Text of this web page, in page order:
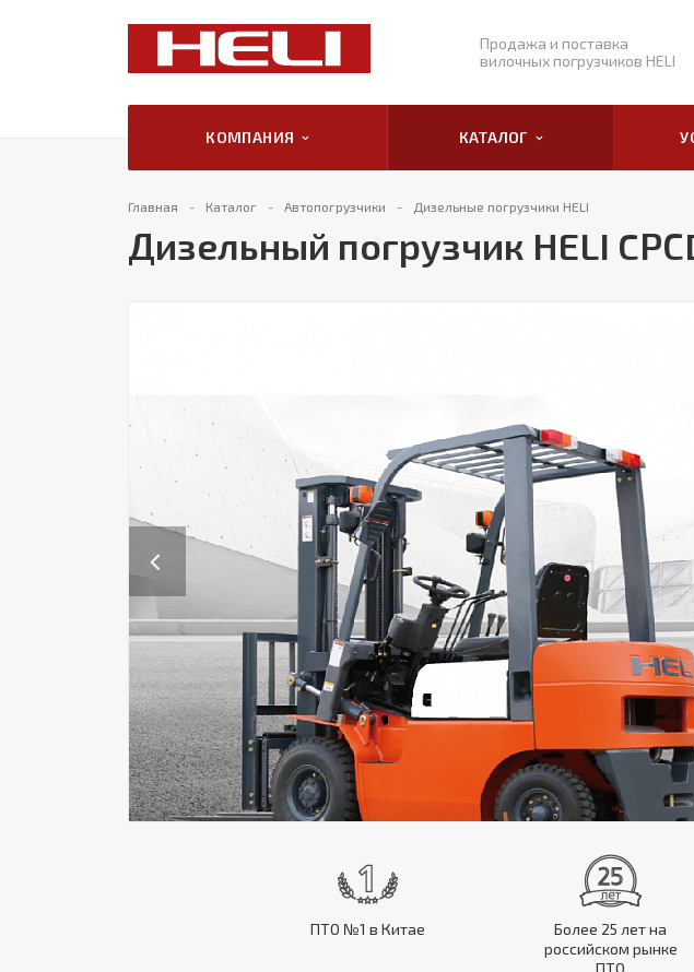
Продажа и поставка
вилочных погрузчиков HELI
КОМПАНИЯ КАТАЛОГ
Главная Каталог Автопогрузчики Дизельные погрузчики HELI
Дизельный погрузчик HELI
Previous
ПТО №1 в Китае
Более 25 лет на
российском рынке
ПТО